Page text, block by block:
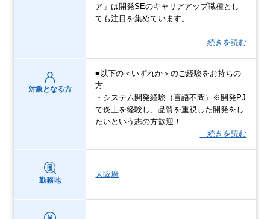
ア」は開発SEのキャリアアップ職種とし
ても注目を集めています。
…続きを読む
対象となる方
■以下の＜いずれか＞のご経験をお持ちの
方
・システム開発経験（言語不問）※開発PJ
で炎上を経験し、品質を重視した開発をし
たいという志の方歓迎！
…続きを読む
勤務地
大阪府